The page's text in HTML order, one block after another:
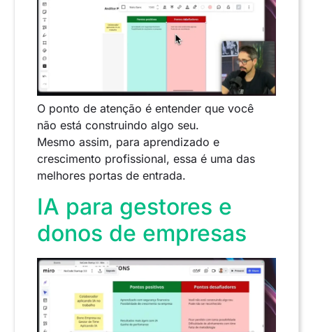
O ponto de atenção é entender que você
não está construindo algo seu.
Mesmo assim, para aprendizado e
crescimento profissional, essa é uma das
melhores portas de entrada.
IA para gestores e
donos de empresas